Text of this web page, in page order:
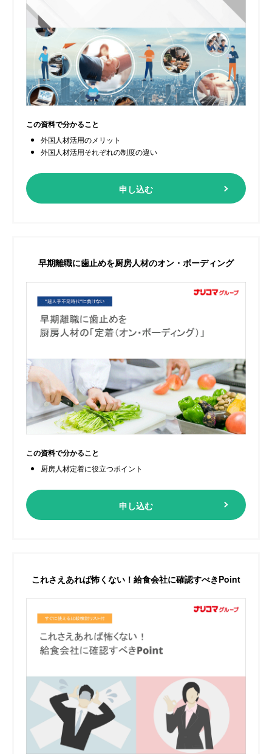
この資料で分かること
外国人材活用のメリット
外国人材活用それぞれの制度の違い
申し込む
早期離職に歯止めを厨房人材のオン・ボーディング
この資料で分かること
厨房人材定着に役立つポイント
申し込む
これさえあれば怖くない！ 給食会社に確認すべきPoint